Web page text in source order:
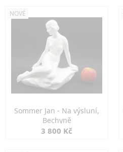
NOVÉ
Sommer Jan - Na výsluní,
Bechyně
3 800 Kč